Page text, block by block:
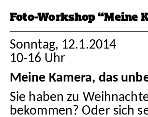
Foto-Workshop “Meine
Sonntag, 12.1.2014
10-16 Uhr
Meine Kamera, das
Sie haben zu
bekommen? Oder sich